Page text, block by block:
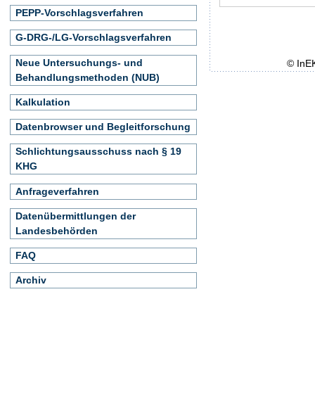
PEPP-Vorschlagsverfahren
G-DRG-/LG-Vorschlagsverfahren
Neue Untersuchungs- und
Behandlungsmethoden (NUB)
Kalkulation
Datenbrowser und Begleitforschung
Schlichtungsausschuss nach § 19
KHG
Anfrageverfahren
Datenübermittlungen der
Landesbehörden
FAQ
Archiv
©